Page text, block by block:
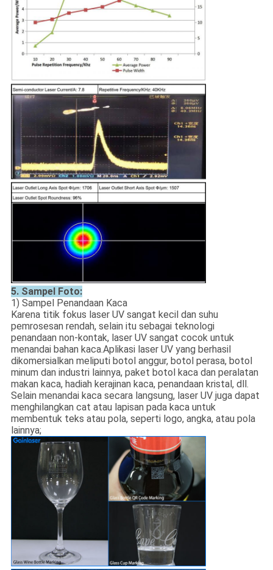
5. Sampel Foto:
1) Sampel Penandaan Kaca
Karena titik fokus laser UV sangat kecil dan suhu
pemrosesan rendah, selain itu sebagai teknologi
penandaan non-kontak, laser UV sangat cocok untuk
menandai bahan kaca.Aplikasi laser UV yang berhasil
dikomersialkan meliputi botol anggur, botol perasa, botol
minum dan industri lainnya, paket botol kaca dan peralatan
makan kaca, hadiah kerajinan kaca, penandaan kristal, dll.
Selain menandai kaca secara langsung, laser UV juga dapat
menghilangkan cat atau lapisan pada kaca untuk
membentuk teks atau pola, seperti logo, angka, atau pola
lainnya;